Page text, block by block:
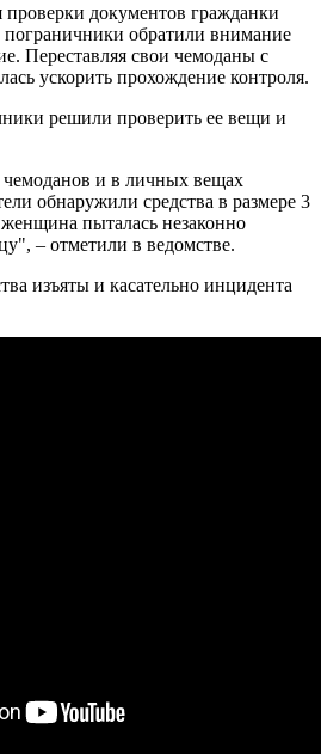
проверки документов гражданки
обратили внимание
Переставляя свои чемоданы с
ускорить прохождение контроля.
решили проверить ее вещи и
чемоданов и в личных вещах
обнаружили средства в размере 3
пыталась незаконно
– отметили в ведомстве.
изъяты и касательно инцидента